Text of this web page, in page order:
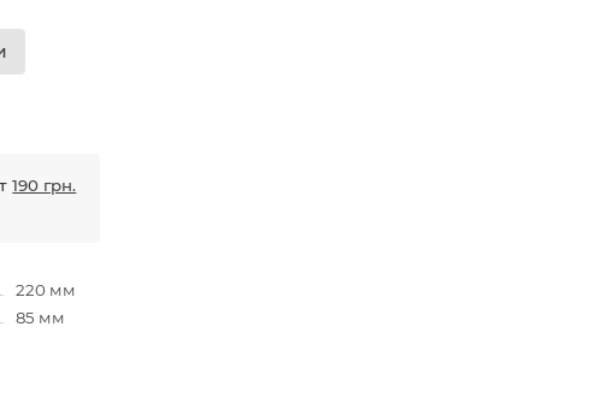
190 грн.
220 мм
85 мм